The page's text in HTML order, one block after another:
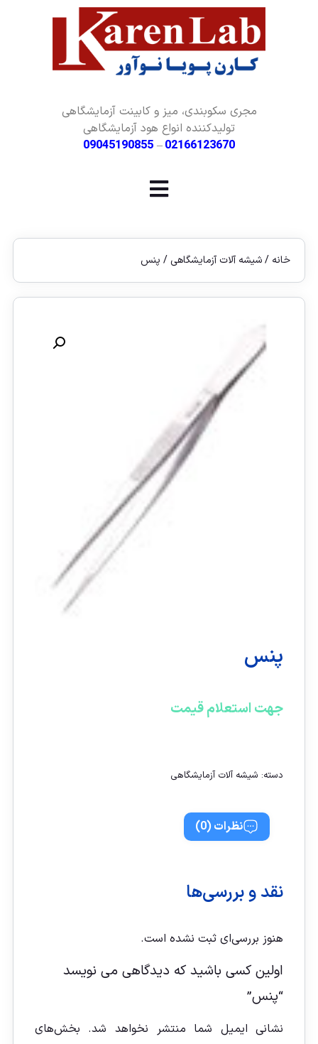
مجری سکوبندی، میز و کابینت آزمایشگاهی
تولیدکننده انواع هود آزمایشگاهی
02166123670
–
09045190855
خانه /شیشه آلات آزمایشگاهی / پنس
پنس
جهت استعلام قیمت
دسته: شیشه آلات آزمایشگاهی
نظرات (0)
نقد و بررسی‌ها
هنوز بررسی‌ای ثبت نشده است.
اولین کسی باشید که دیدگاهی می نویسد
“پنس”
نشانی ایمیل شما منتشر نخواهد شد. بخش‌های